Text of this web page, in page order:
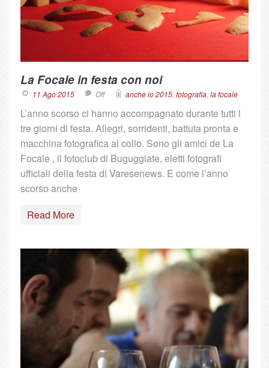
La Focale in festa con noi
11 Ago 2015 Off anche io 2015, fotografia, la focale
L’anno scorso ci hanno accompagnato durante tutti i
tre giorni di festa. Allegri, sorridenti, battuta pronta e
macchina fotografica al collo. Sono gli amici de La
Focale , il fotoclub di Buguggiate, eletti fotografi
ufficiali della festa di Varesenews. E come l’anno
scorso anche
Read More